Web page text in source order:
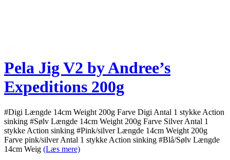
Pela Jig V2 by Andree’s
Expeditions 200g
#Digi Længde 14cm Weight 200g Farve Digi Antal 1 stykke Action
sinking #Sølv Længde 14cm Weight 200g Farve Silver Antal 1
stykke Action sinking #Pink/silver Længde 14cm Weight 200g
Farve pink/silver Antal 1 stykke Action sinking #Blå/Sølv Længde
14cm Weig (Læs mere)